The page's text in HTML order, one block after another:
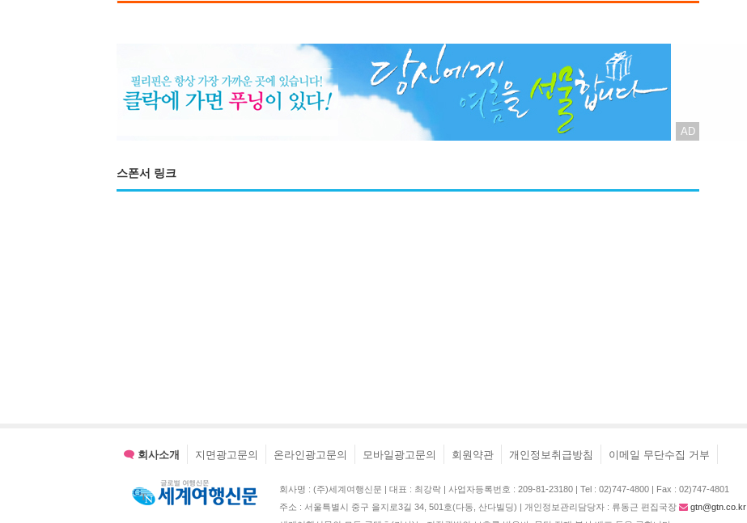
AD
스폰서 링크
회사소개 지면광고문의 온라인광고문의 모바일광고문의 회원약관 개인정보취급방침 이메일 무단수집 거부
회사명 : (주)세계여행신문 | 대표 : 최강락 | 사업자등록번호 : 209-81-23180 | Tel : 02)747-4800 | Fax : 02)747-4801
주소 : 서울특별시 중구 을지로3길 34, 501호(다동, 산다빌딩) | 개인정보관리담당자 : 류동근 편집국장
gtn@gtn.co.kr